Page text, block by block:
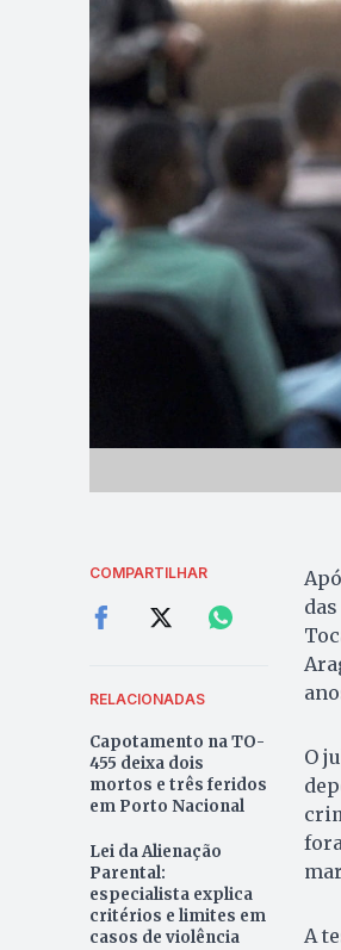
COMPARTILHAR
RELACIONADAS
Capotamento na TO-
455 deixa dois
mortos e três feridos
em Porto Nacional
Lei da Alienação
Parental:
especialista explica
critérios e limites em
casos de violência
O
A